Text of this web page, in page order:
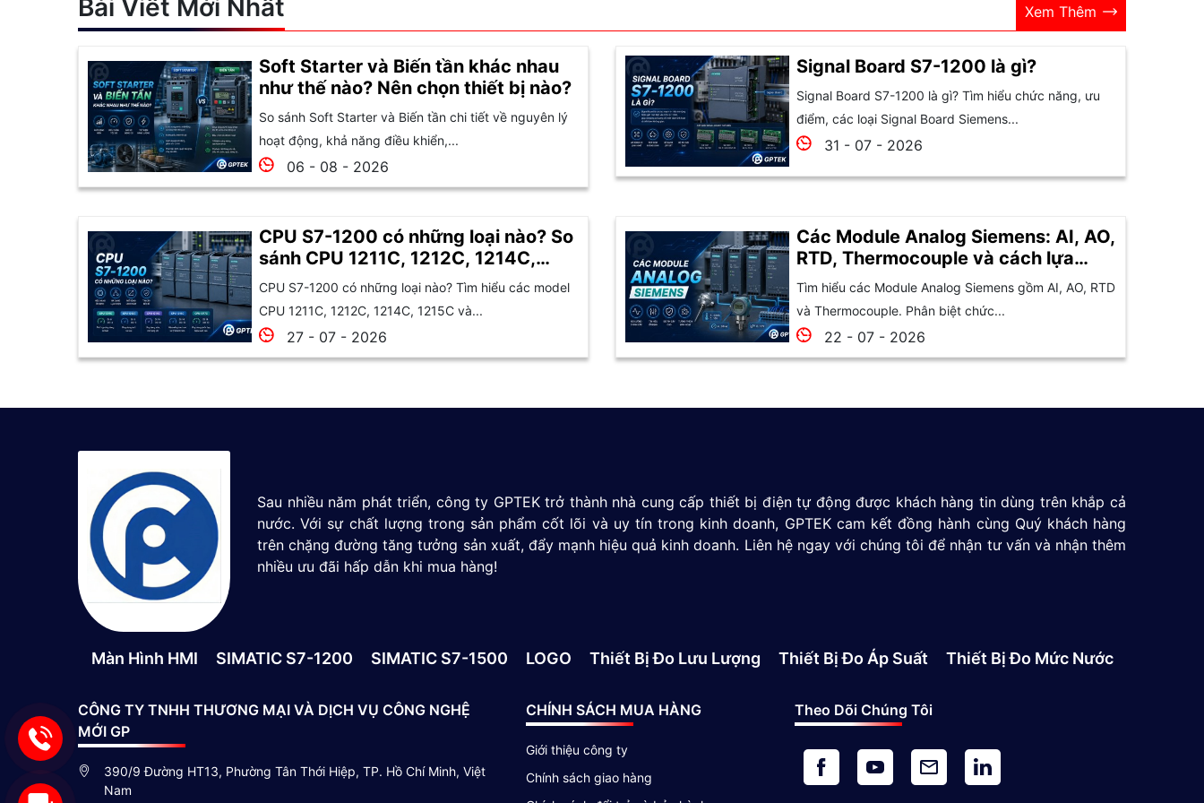
Bài Viết Mới Nhất Xem Thêm
Soft Starter và Biến tần khác nhau
như thế nào? Nên chọn thiết bị nào?
So sánh Soft Starter và Biến tần chi tiết về nguyên lý
hoạt động, khả năng điều khiển,...
06 - 08 - 2026
Signal Board S7-1200 là gì?
Signal Board S7-1200 là gì? Tìm hiểu chức năng, ưu
điểm, các loại Signal Board Siemens...
31 - 07 - 2026
CPU S7-1200 có những loại nào? So
sánh CPU 1211C, 1212C, 1214C,
1215C và 1217C
CPU S7-1200 có những loại nào? Tìm hiểu các model
CPU 1211C, 1212C, 1214C, 1215C và...
27 - 07 - 2026
Các Module Analog Siemens: AI, AO,
RTD, Thermocouple và cách lựa
chọn
Tìm hiểu các Module Analog Siemens gồm AI, AO, RTD
và Thermocouple. Phân biệt chức...
22 - 07 - 2026
Sau nhiều năm phát triển, công ty GPTEK trở thành nhà cung cấp thiết bị điện tự động được khách hàng tin dùng trên khắp cả
nước. Với sự chất lượng trong sản phẩm cốt lõi và uy tín trong kinh doanh, GPTEK cam kết đồng hành cùng Quý khách hàng
trên chặng đường tăng tưởng sản xuất, đẩy mạnh hiệu quả kinh doanh. Liên hệ ngay với chúng tôi để nhận tư vấn và nhận thêm
nhiều ưu đãi hấp dẫn khi mua hàng!
Màn Hình HMI SIMATIC S7-1200 SIMATIC S7-1500 LOGO Thiết Bị Đo Lưu Lượng Thiết Bị Đo Áp Suất Thiết Bị Đo Mức Nước
CÔNG TY TNHH THƯƠNG MẠI VÀ DỊCH VỤ CÔNG NGHỆ
MỚI GP
390/9 Đường HT13, Phường Tân Thới Hiệp, TP. Hồ Chí Minh, Việt
Nam
CHÍNH SÁCH MUA HÀNG
Giới thiệu công ty
Chính sách giao hàng
Theo Dõi Chúng Tôi